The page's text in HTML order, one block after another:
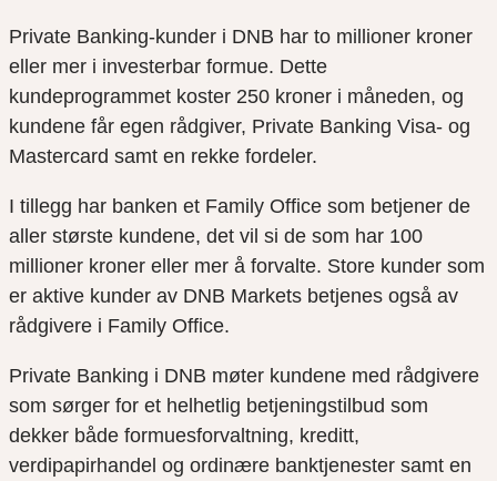
Private Banking-kunder i DNB har to millioner kroner
eller mer i investerbar formue. Dette
kundeprogrammet koster 250 kroner i måneden, og
kundene får egen rådgiver, Private Banking Visa- og
Mastercard samt en rekke fordeler.
I tillegg har banken et Family Office som betjener de
aller største kundene, det vil si de som har 100
millioner kroner eller mer å forvalte. Store kunder som
er aktive kunder av DNB Markets betjenes også av
rådgivere i Family Office.
Private Banking i DNB møter kundene med rådgivere
som sørger for et helhetlig betjeningstilbud som
dekker både formuesforvaltning, kreditt,
verdipapirhandel og ordinære banktjenester samt en